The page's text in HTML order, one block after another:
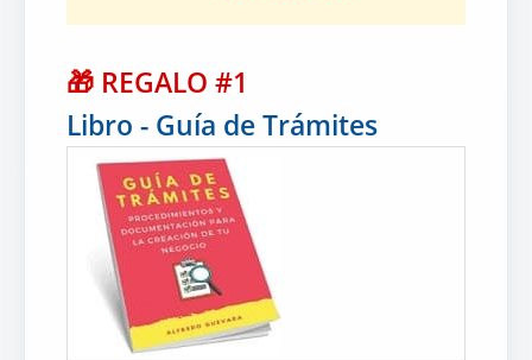
🎁 REGALO #1
Libro - Guía de Trámites